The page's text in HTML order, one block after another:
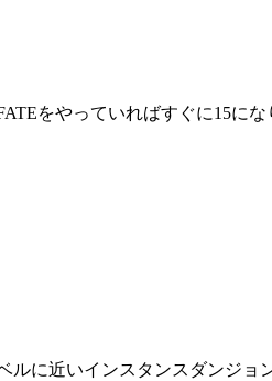
をやっていればすぐに15にな
に近いインスタンスダンジョ